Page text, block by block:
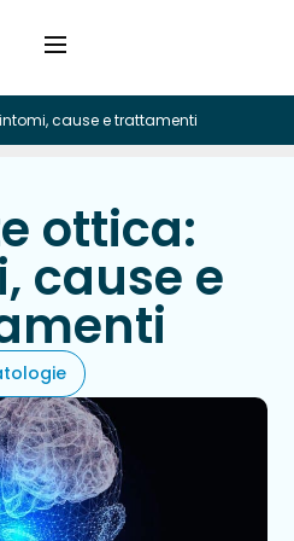
cause e trattamenti
ottica:
cause e
›
›